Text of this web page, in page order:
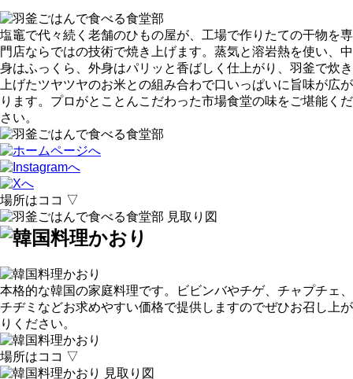
塩竈で代々続く老舗のひもの屋が、工場で作りたての干物を専
門店ならではの技術で焼き上げます。蒸気と溶岩熱を使い、中
身はふっくら、外身はパリッと香ばしく仕上がり、羽釜で炊き
上げたツヤツヤのお米との組み合わで口いっぱいに旨味が広が
ります。プロがとことんこだわった市場食堂の味をご堪能くだ
さい。
場所はココ ▽
本格的な韓国の家庭料理です。ビビンバやチゲ、チャプチェ、
チヂミなどお求めやすい価格で提供しますのでぜひお召し上が
りください。
場所はココ ▽